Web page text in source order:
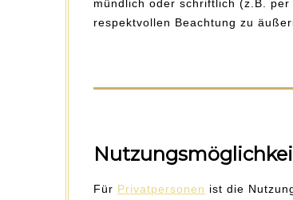
mündlich oder schriftlich (z.B.
respektvollen Beachtung zu
Für Privatpersonen ist die